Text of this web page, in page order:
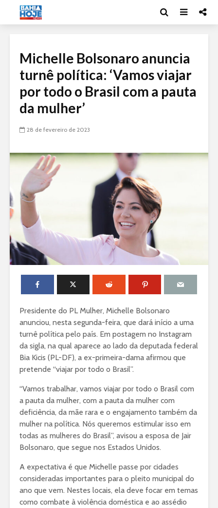
Michelle Bolsonaro anuncia
turnê política: ‘Vamos viajar
por todo o Brasil com a pauta
da mulher’
28 de fevereiro de 2023
Presidente do PL Mulher, Michelle Bolsonaro
anunciou, nesta segunda-feira, que dará início a uma
turnê política pelo país. Em postagem no Instagram
da sigla, na qual aparece ao lado da deputada federal
Bia Kicis (PL-DF), a ex-primeira-dama afirmou que
pretende “viajar por todo o Brasil”.
“Vamos trabalhar, vamos viajar por todo o Brasil com
a pauta da mulher, com a pauta da mulher com
deficiência, da mãe rara e o engajamento também da
mulher na política. Nós queremos estimular isso em
todas as mulheres do Brasil”, avisou a esposa de Jair
Bolsonaro, que segue nos Estados Unidos.
A expectativa é que Michelle passe por cidades
consideradas importantes para o pleito municipal do
ano que vem. Nestes locais, ela deve focar em temas
como combate à violência doméstica e ao assédio